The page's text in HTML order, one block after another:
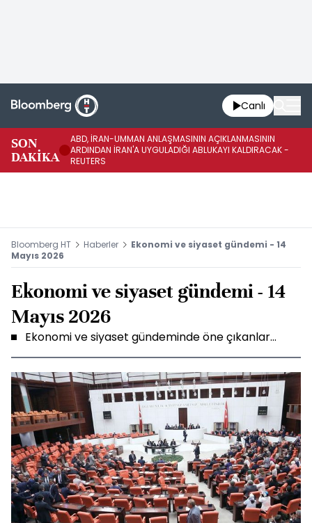
Canlı
SON
DAKİKA
ABD, İRAN-UMMAN ANLAŞMASININ AÇIKLANMASININ
ARDINDAN İRAN'A UYGULADIĞI ABLUKAYI KALDIRACAK -
REUTERS
Bloomberg HT Haberler
Ekonomi ve siyaset gündemi - 14
Mayıs 2026
Ekonomi ve siyaset gündemi - 14
Mayıs 2026
Ekonomi ve siyaset gündeminde öne çıkanlar...